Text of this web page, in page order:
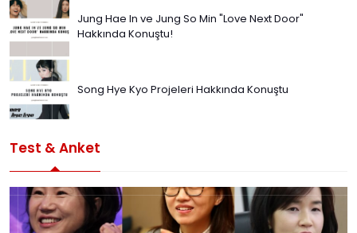
Jung Hae In ve Jung So Min "Love Next Door"
Hakkında Konuştu!
Song Hye Kyo Projeleri Hakkında Konuştu
Test & Anket